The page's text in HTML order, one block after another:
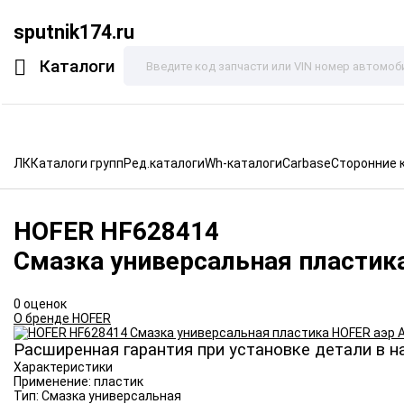
sputnik174.ru
Каталоги
ЛККаталоги группРед.каталогиWh-каталогиCarbaseСторонние
HOFER HF628414
Смазка универсальная
0 оценок
О бренде HOFER
Расширенная гарантия при установке детали в
Характеристики
Применение: пластик
Тип: Смазка универсальная